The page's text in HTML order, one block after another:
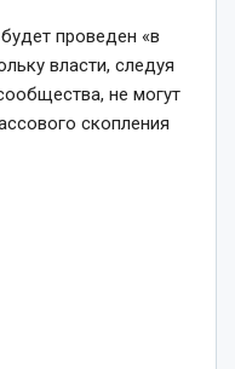
проведен «в
власти, следуя
не могут
скопления